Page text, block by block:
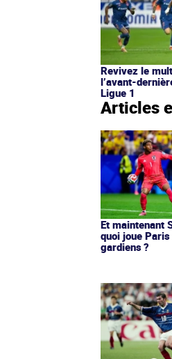
Revivez le
l’avant-
Ligue 1
Articles
Et maintenant
quoi joue
gardiens ?